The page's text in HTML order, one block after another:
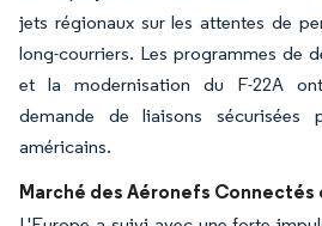
jets régionaux sur les attentes de
long-courriers. Les programmes de
et la modernisation du F-22A
demande de liaisons sécurisées
américains.
Marché des Aéronefs Connectés